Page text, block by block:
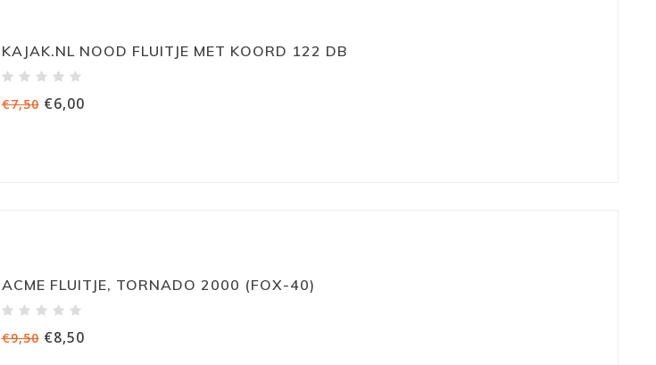
KAJAK.NL NOOD FLUITJE MET KOORD 122 DB
€7,50€6,00
ACME FLUITJE, TORNADO 2000 (FOX-40)
€9,50€8,50